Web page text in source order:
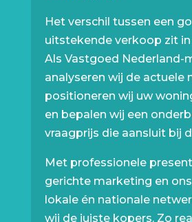
Het verschil tussen een
uitstekende verkoop zit
Als Vastgoed Nederland-
analyseren wij de actuele
positioneren wij uw
en bepalen wij een
vraagprijs die aansluit bij
Met professionele
gerichte marketing en
lokale én nationale
wij de juiste kopers. Zo